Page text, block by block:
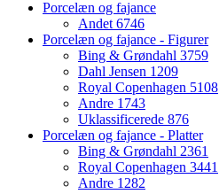
Porcelæn og fajance
Andet6746
Porcelæn og fajance - Figurer
Bing & Grøndahl 3759
Dahl Jensen 1209
Royal Copenhagen 5108
Andre 1743
Uklassificerede 876
Porcelæn og fajance - Platter
Bing & Grøndahl 2361
Royal Copenhagen 3441
Andre 1282